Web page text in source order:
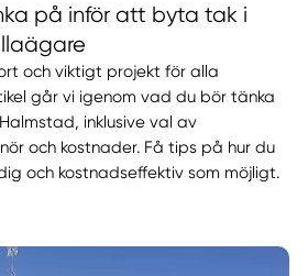
på inför att byta tak i
och viktigt projekt för alla
går vi igenom vad du bör tänka
inklusive val av
och kostnader. Få tips på hur du
och kostnadseffektiv som möjligt.